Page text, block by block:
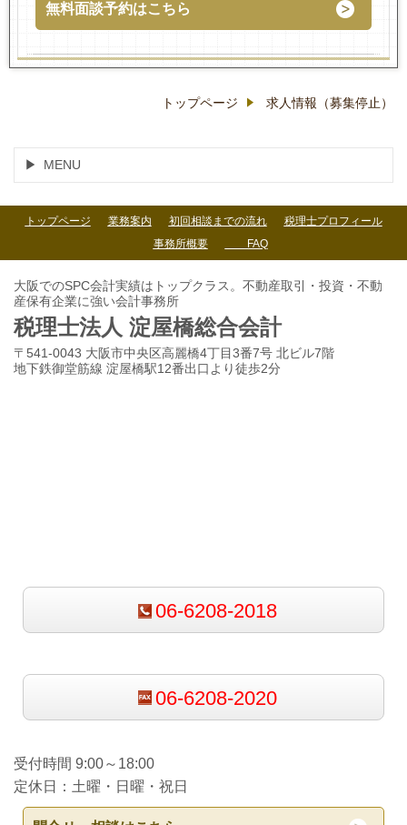
無料面談予約はこちら
トップページ 求人情報（募集停止）
MENU
トップページ 業務案内 初回相談までの流れ
税理士プロフィール
事務所概要
FAQ
大阪でのSPC会計実績はトップクラス。不動産取引・投資・不動
産保有企業に強い会計事務所
税理士法人 淀屋橋総合会計
〒541-0043 大阪市中央区高麗橋4丁目3番7号 北ビル7階
地下鉄御堂筋線 淀屋橋駅12番出口より徒歩2分
06-6208-2018
06-6208-2020
受付時間 9:00～18:00
定休日：土曜・日曜・祝日